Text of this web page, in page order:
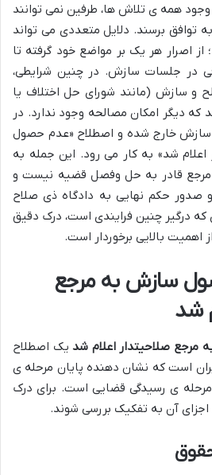
وجود همه ی تلاش ها، طرفین نمی توانند
توافق برسند. دلایل متعددی می تواند
اصرار هر یک بر مواضع خود گرفته تا
در جلسات سازش. در چنین شرایطی،
و سازش (مانند شورای حل اختلاف یا
که دیگر امکان مصالحه وجود ندارد. در
سازش خارج شده و اصطلاح «عدم حصول
شد» به کار می رود. این جمله به
مرجع قادر به حل وفصل قضیه نیست و
و صدور حکم نهایی به دادگاه ذی صلاح
که درگیر چنین فرایندی است، درک دقیق
اهمیت بالایی برخوردار است.
سازش به مرجع
شد
صلاحیتدار اعلام شدیک اصطلاح
است که نشان دهنده پایان مرحله ی
ی رسیدگی قضایی است. برای درک
آن به تفکیک بررسی شوند.